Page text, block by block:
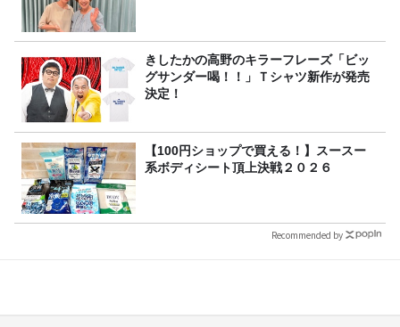
きしたかの高野のキラーフレーズ「ビッ
グサンダー喝！！」Ｔシャツ新作が発売
決定！
【100円ショップで買える！】スースー
系ボディシート頂上決戦２０２６
Recommended by